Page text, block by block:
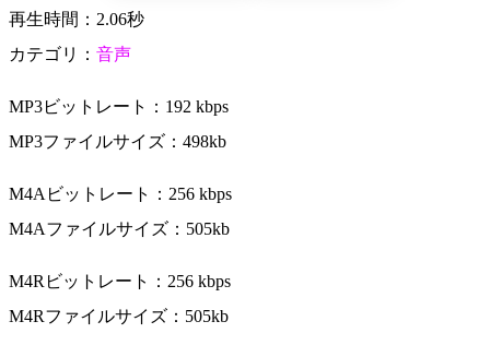
再生時間：2.06秒
カテゴリ： 音声
MP3ビットレート：192 kbps
MP3ファイルサイズ：498kb
M4Aビットレート：256 kbps
M4Aファイルサイズ：505kb
M4Rビットレート：256 kbps
M4Rファイルサイズ：505kb